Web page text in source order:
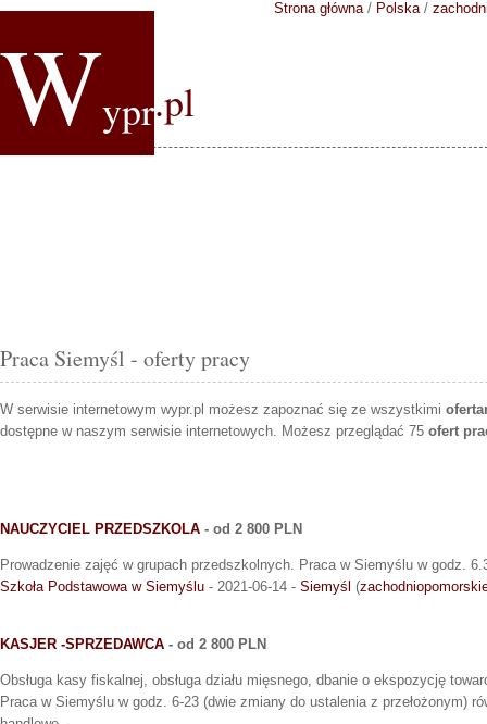
Wypr.pl
Strona główna/ Polska/
Praca Siemyśl - oferty pracy
W serwisie internetowym wypr.pl możesz zapoznać się ze wszystkimi
dostępne w naszym serwisie internetowych. Możesz przeglądać 75 ofert
NAUCZYCIEL PRZEDSZKOLA - od 2 800 PLN
Prowadzenie zajęć w grupach przedszkolnych. Praca w Siemyślu w godz.
Szkoła Podstawowa w Siemyślu - 2021-06-14 - Siemyśl (
KASJER -SPRZEDAWCA - od 2 800 PLN
Obsługa kasy fiskalnej, obsługa działu mięsnego, dbanie o ekspozycję
Praca w Siemyślu w godz. 6-23 (dwie zmiany do ustalenia z przełożonym)